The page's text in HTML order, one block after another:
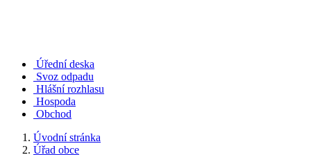
Úřední deska
Svoz odpadu
Hlášní rozhlasu
Hospoda
Obchod
Úvodní stránka
Úřad obce